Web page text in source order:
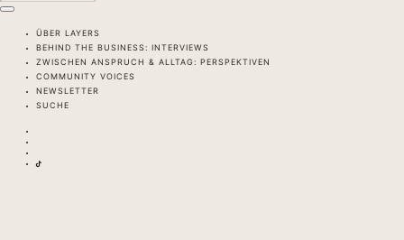
ÜBER LAYERS
BEHIND THE BUSINESS: INTERVIEWS
ZWISCHEN ANSPRUCH & ALLTAG: PERSPEKTIVEN
COMMUNITY VOICES
NEWSLETTER
SUCHE